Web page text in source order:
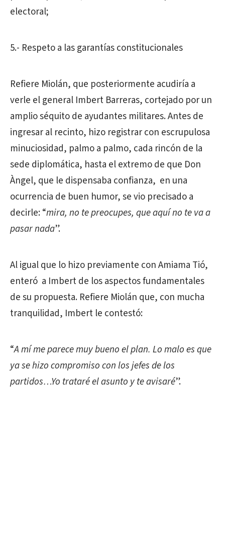
electoral;
5.- Respeto a las garantías constitucionales
Refiere Miolán, que posteriormente acudiría a
verle el general Imbert Barreras, cortejado por un
amplio séquito de ayudantes militares. Antes de
ingresar al recinto, hizo registrar con escrupulosa
minuciosidad, palmo a palmo, cada rincón de la
sede diplomática, hasta el extremo de que Don
Àngel, que le dispensaba confianza, en una
ocurrencia de buen humor, se vio precisado a
decirle: “mira, no te preocupes, que aquí no te va a
pasar nada”.
Al igual que lo hizo previamente con Amiama Tió,
enteró a Imbert de los aspectos fundamentales
de su propuesta. Refiere Miolán que, con mucha
tranquilidad, Imbert le contestó:
“A mí me parece muy bueno el plan. Lo malo es que
ya se hizo compromiso con los jefes de los
partidos…Yo trataré el asunto y te avisaré”.